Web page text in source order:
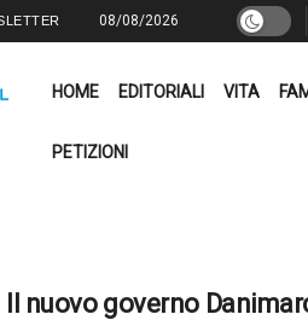
08/08/2026
HOME EDITORIALI VITA
PETIZIONI
Il nuovo governo